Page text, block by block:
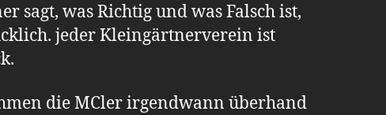
sagt, was Richtig und was Falsch ist,
jeder Kleingärtnerverein ist
die MCler irgendwann überhand